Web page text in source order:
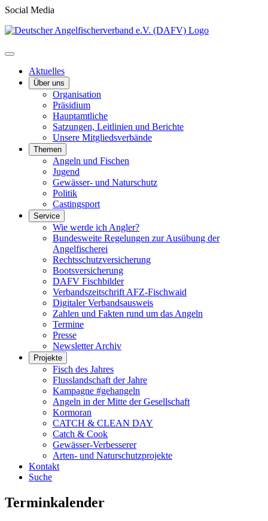
Social Media
Aktuelles
Über uns
Organisation
Präsidium
Hauptamtliche
Satzungen, Leitlinien und Berichte
Unsere Mitgliedsverbände
Themen
Angeln und Fischen
Jugend
Gewässer- und Naturschutz
Politik
Castingsport
Service
Wie werde ich Angler?
Bundesweite Regelungen zur Ausübung der
Angelfischerei
Rechtsschutzversicherung
Bootsversicherung
DAFV Fischbilder
Verbandszeitschrift AFZ-Fischwaid
Digitaler Verbandsausweis
Zahlen und Fakten rund um das Angeln
Termine
Presse
Newsletter Archiv
Projekte
Fisch des Jahres
Flusslandschaft der Jahre
Kampagne #gehangeln
Angeln in der Mitte der Gesellschaft
Kormoran
CATCH & CLEAN DAY
Catch & Cook
Gewässer-Verbesserer
Arten- und Naturschutzprojekte
Kontakt
Suche
Terminkalender